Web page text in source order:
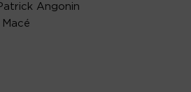
Angonin
Macé